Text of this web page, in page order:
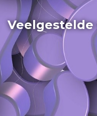
Veelgestelde